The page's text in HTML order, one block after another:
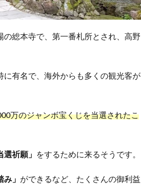
の総本寺で、第一番札所とされ、高野
に有名で、海外からも多くの観光客が
万のジャンボ宝くじを当選されたこ
選祈願」 をするために来るそうです。
」 ができるなど、たくさんの御利益